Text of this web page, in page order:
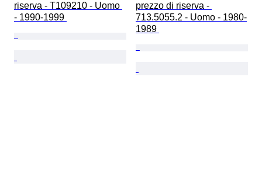
riserva - T109210 - Uomo
- 1990-1999
prezzo di riserva -
713.5055.2 - Uomo - 1980-
1989